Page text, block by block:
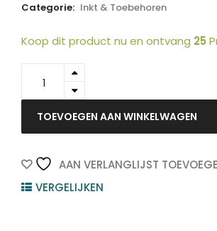
Categorie: Inkt & Toebehoren
Koop dit product nu en ontvang 25
C13T804600
EPSON
quantity
TOEVOEGEN AAN WINKELWAGEN
AAN VERLANGLIJST
VERGELIJKEN